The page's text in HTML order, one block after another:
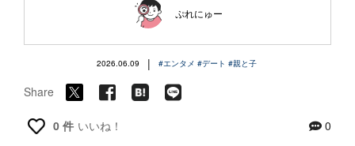
ぷれにゅー
2026.06.09 | #エンタメ #デート #親と子
Share
0 件 いいね！ 0